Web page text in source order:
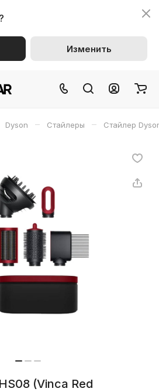
Изменить
Dyson – Стайлеры – Стайлер
(Vinca Red